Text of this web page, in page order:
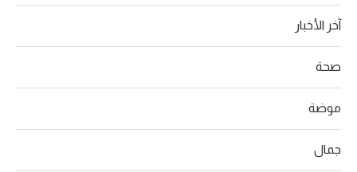
آخر الأخبار
صحة
موضة
جمال